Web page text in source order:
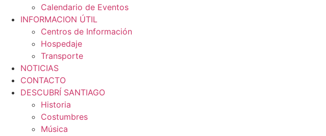
Calendario de Eventos
INFORMACION ÚTIL
Centros de Información
Hospedaje
Transporte
NOTICIAS
CONTACTO
DESCUBRÍ SANTIAGO
Historia
Costumbres
Música